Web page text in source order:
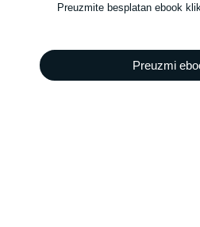
Preuzmite besplatan ebook
Preuzmi